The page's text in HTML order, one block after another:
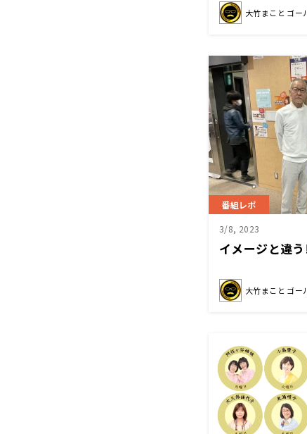
大竹まこと ゴー
番組レポ
3/8, 2023
イメージと違
大竹まこと ゴー